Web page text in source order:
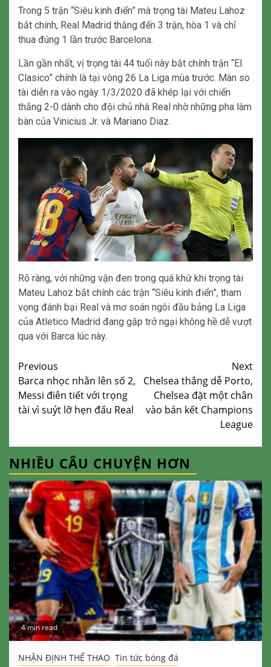
Trong 5 trận “Siêu kinh điển” mà trọng tài Mateu Lahoz
bắt chính, Real Madrid thắng đến 3 trận, hòa 1 và chỉ
thua đúng 1 lần trước Barcelona.
Lần gần nhất, vị trọng tài 44 tuổi này bắt chính trận “El
Clasico” chính là tại vòng 26 La Liga mùa trước. Màn so
tài diễn ra vào ngày 1/3/2020 đã khép lại với chiến
thắng 2-0 dành cho đội chủ nhà Real nhờ những pha làm
bàn của Vinicius Jr. và Mariano Diaz.
Rõ ràng, với những vận đen trong quá khứ khi trọng tài
Mateu Lahoz bắt chính các trận “Siêu kinh điển”, tham
vọng đánh bại Real và mơ soán ngôi đầu bảng La Liga
của Atletico Madrid đang gặp trở ngại không hề dễ vượt
qua với Barca lúc này.
Continue
Reading
Previous
Barca nhọc nhằn lên số 2,
Messi điên tiết với trọng
tài vì suýt lỡ hẹn đấu Real
Next
Chelsea thắng dễ Porto,
Chelsea đặt một chân
vào bán kết Champions
League
NHIỀU CÂU CHUYỆN HƠN
4 min read
NHẬN ĐỊNH THỂ THAO Tin tức bóng đá